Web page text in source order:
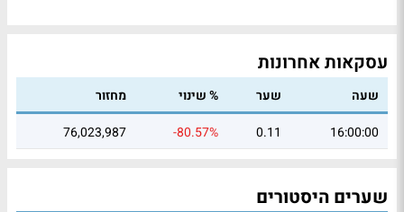
עסקאות אחרונות
שעה שער % שינוי
מחזור
16:00:00
0.11
-80.57%
76,023,987
שערים היסטורים